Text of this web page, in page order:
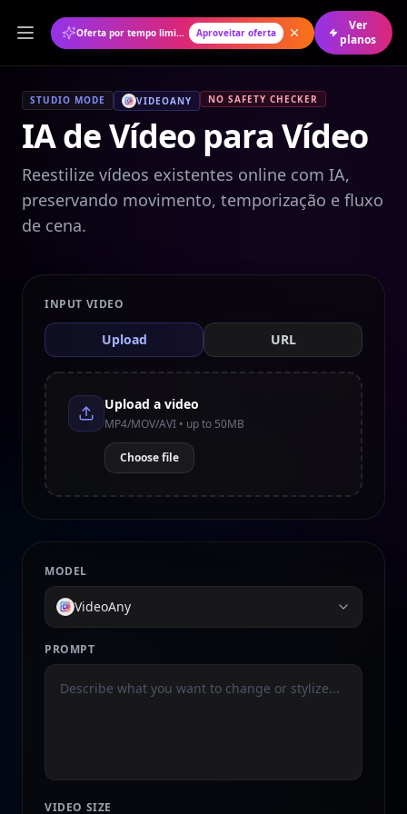
Oferta por tempo limitado: 50% de desconto no plano anual Aproveitar oferta
Ver
planos
STUDIO MODE VIDEOANY NO SAFETY CHECKER
IA de Vídeo para Vídeo
Reestilize vídeos existentes online com IA,
preservando movimento, temporização e fluxo
de cena.
INPUT VIDEO
Upload URL
Upload a video
MP4/MOV/AVI • up to 50MB
Choose file
MODEL
VideoAny
PROMPT
VIDEO SIZE